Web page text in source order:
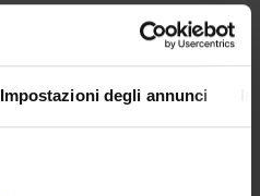
Impostazioni degli annunci